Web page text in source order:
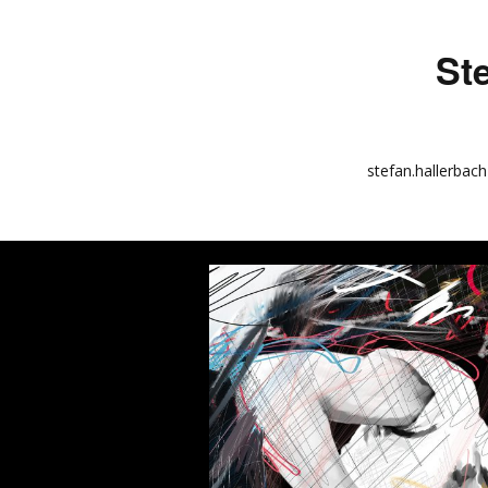
stefan.hallerbach
kunstquadrat.com
impressum